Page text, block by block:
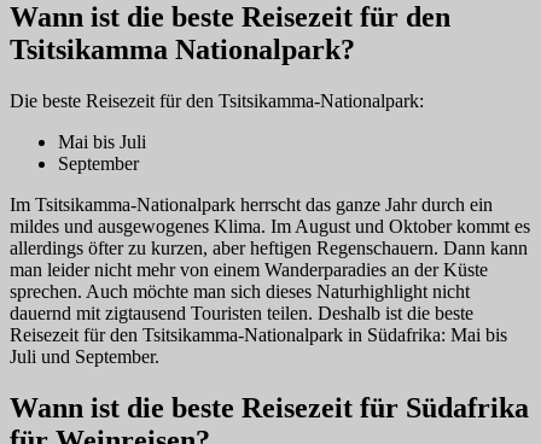
Wann ist die beste Reisezeit für den
Tsitsikamma Nationalpark?
Die beste Reisezeit für den Tsitsikamma-Nationalpark:
Mai bis Juli
September
Im Tsitsikamma-Nationalpark herrscht das ganze Jahr durch ein
mildes und ausgewogenes Klima. Im August und Oktober kommt es
allerdings öfter zu kurzen, aber heftigen Regenschauern. Dann kann
man leider nicht mehr von einem Wanderparadies an der Küste
sprechen. Auch möchte man sich dieses Naturhighlight nicht
dauernd mit zigtausend Touristen teilen. Deshalb ist die beste
Reisezeit für den Tsitsikamma-Nationalpark in Südafrika: Mai bis
Juli und September.
Wann ist die beste Reisezeit für Südafrika